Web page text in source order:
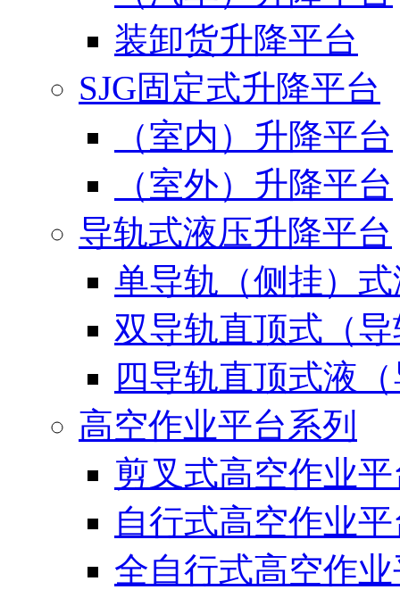
装卸货升降平台
SJG固定式升降平台
（室内）升降平台
（室外）升降平台
导轨式液压升降平台
单导轨（侧挂）
双导轨直顶式（
四导轨直顶式液
高空作业平台系列
剪叉式高空作业
自行式高空作业
全自行式高空作